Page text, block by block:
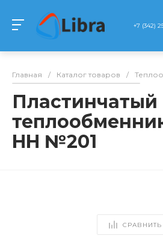
+7 (342)
Главная / Каталог товаров /
Пластинчатый
HH №201
СРАВНИТЬ